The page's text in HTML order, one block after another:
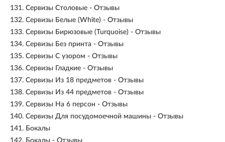
131. Сервизы Столовые - Отзывы
132. Сервизы Белые (White) - Отзывы
133. Сервизы Бирюзовые (Turquoise) - Отзывы
134. Сервизы Без принта - Отзывы
135. Сервизы С узором - Отзывы
136. Сервизы Гладкие - Отзывы
137. Сервизы Из 18 предметов - Отзывы
138. Сервизы Из 44 предметов - Отзывы
139. Сервизы На 6 персон - Отзывы
140. Сервизы Для посудомоечной машины - Отзывы
141. Бокалы
142. Бокалы - Отзывы